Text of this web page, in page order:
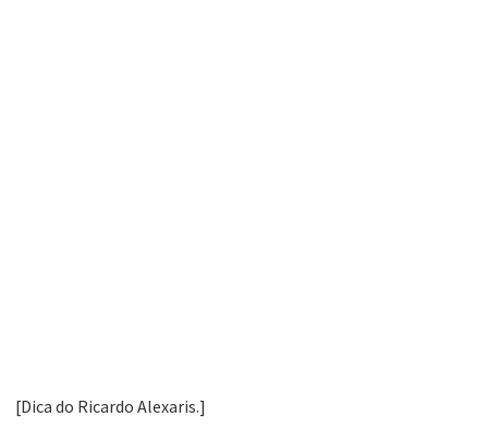
[Dica do Ricardo Alexaris.]